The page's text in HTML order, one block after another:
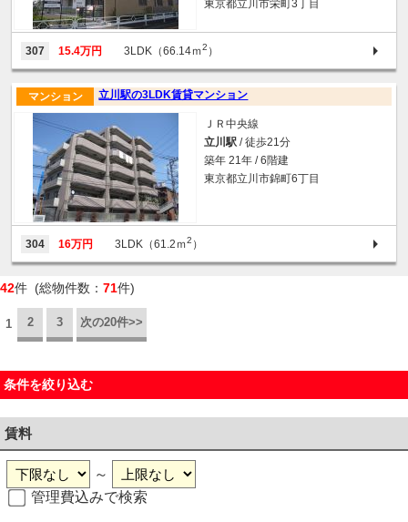
東京都立川市栄町3丁目
307 15.4万円 3LDK（66.14ｍ2 ）
立川駅の3LDK賃貸マンション
マンション
ＪＲ中央線
立川駅 / 徒歩21分
築年 21年 / 6階建
東京都立川市錦町6丁目
304 16万円 3LDK（61.2ｍ2 ）
42件 (総物件数： 71件)
1 2 3 次の20件>>
条件を絞り込む
賃料
～
管理費込みで検索